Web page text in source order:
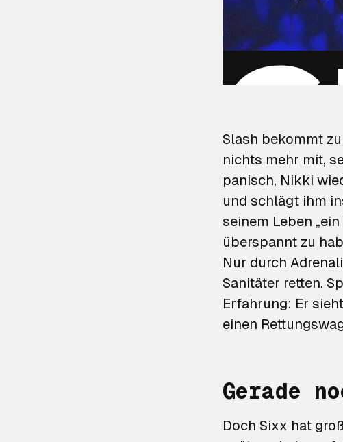
Slash bekommt
nichts mehr mit,
panisch, Nikki
und schlägt ihm
seinem Leben
überspannt zu
Nur durch
Sanitäter retten.
Erfahrung: Er
einen
Gerade
Doch Sixx hat